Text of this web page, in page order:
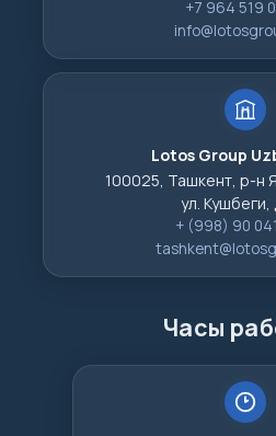
+7 964 519
Lotos Group
100025, Ташкент, р-н
ул. Кушбеги,
+ (998) 90
Часы